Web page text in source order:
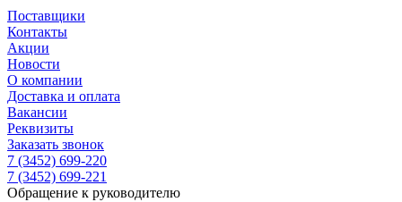
Поставщики
Контакты
Акции
Новости
О компании
Доставка и оплата
Вакансии
Реквизиты
Заказать звонок
7 (3452) 699-220
7 (3452) 699-221
Обращение к руководителю